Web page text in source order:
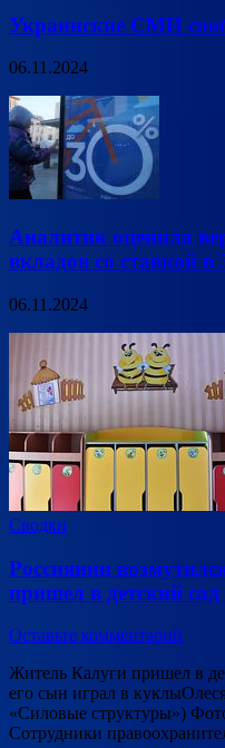
Украинские СМИ
06.11.2024
Аналитик оценила
вкладов со ставкой в
06.11.2024
Сводки
Россиянин
пришел в детский сад
Оставьте комментарий
Житель Калуги пришел в
его сын играл в
«Силовые структуры»)
Сотрудники